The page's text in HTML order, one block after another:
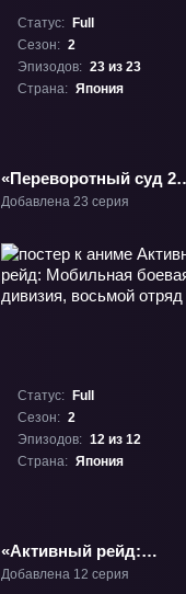
Статус:
Full
Сезон: 2
Эпизодов: 23 из 23
Страна: Япония
«Переворотный суд 2»
ТВ-2
Добавлена 23 серия
Статус:
Full
Сезон: 2
Эпизодов: 12 из 12
Страна: Япония
«Активный рейд:
Мобильная боевая
Добавлена 12 серия